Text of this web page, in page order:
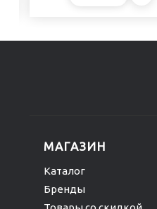
МАГАЗИН
Каталог
Бренды